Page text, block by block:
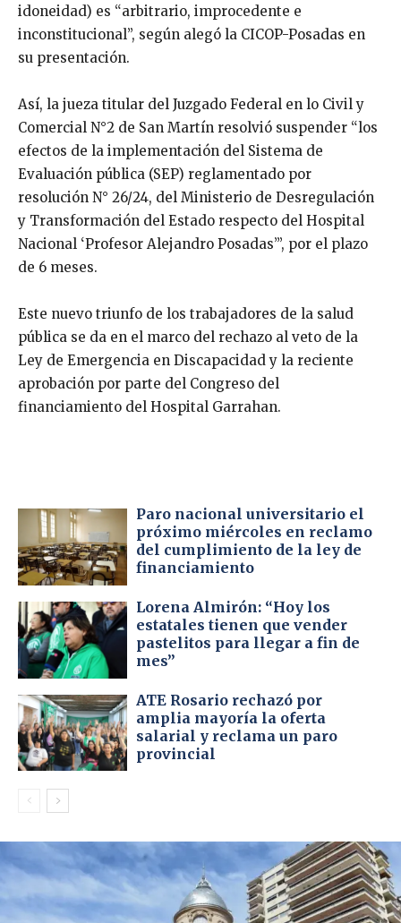
idoneidad) es “arbitrario, improcedente e
inconstitucional”, según alegó la CICOP-Posadas en
su presentación.
Así, la jueza titular del Juzgado Federal en lo Civil y
Comercial N°2 de San Martín resolvió suspender “los
efectos de la implementación del Sistema de
Evaluación pública (SEP) reglamentado por
resolución N° 26/24, del Ministerio de Desregulación
y Transformación del Estado respecto del Hospital
Nacional ‘Profesor Alejandro Posadas’”, por el plazo
de 6 meses.
Este nuevo triunfo de los trabajadores de la salud
pública se da en el marco del rechazo al veto de la
Ley de Emergencia en Discapacidad y la reciente
aprobación por parte del Congreso del
financiamiento del Hospital Garrahan.
Paro nacional universitario el
próximo miércoles en reclamo
del cumplimiento de la ley de
financiamiento
Lorena Almirón: “Hoy los
estatales tienen que vender
pastelitos para llegar a fin de
mes”
ATE Rosario rechazó por
amplia mayoría la oferta
salarial y reclama un paro
provincial